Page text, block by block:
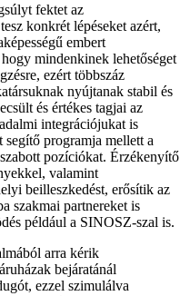
fektet az
konkrét lépéseket azért,
embert
mindenkinek lehetőséget
ezért többszáz
nyújtanak stabil és
és értékes tagjai az
integrációjukat is
programja mellett a
pozíciókat. Érzékenyítő
valamint
beilleszkedést, erősítik az
szakmai partnereket is
például a SINOSZ-szal is.
arra kérik
bejáratánál
ezzel szimulálva